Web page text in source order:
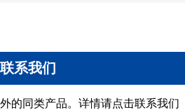
联系我们
的同类产品。详情请点击联系我们